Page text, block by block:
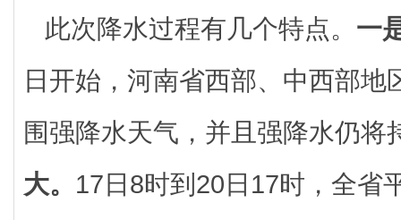
此次降水过程有几个特点。 一
日开始，河南省西部、中西部地
围强降水天气，并且强降水仍将
大。 17日8时到20日17时，全省